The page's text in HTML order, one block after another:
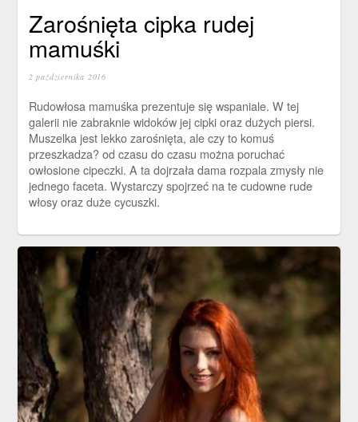
Zarośnięta cipka rudej
mamuśki
2 października 2016
Rudowłosa mamuśka prezentuje się wspaniale. W tej
galerii nie zabraknie widoków jej cipki oraz dużych piersi.
Muszelka jest lekko zarośnięta, ale czy to komuś
przeszkadza? od czasu do czasu można poruchać
owłosione cipeczki. A ta dojrzała dama rozpala zmysły nie
jednego faceta. Wystarczy spojrzeć na te cudowne rude
włosy oraz duże cycuszki.